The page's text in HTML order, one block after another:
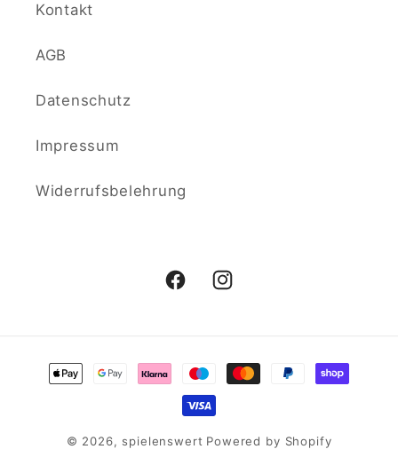
Kontakt
AGB
Datenschutz
Impressum
Widerrufsbelehrung
FacebookInstagram
Zahlungsmethoden
© 2026, spielenswert Powered by Shopify